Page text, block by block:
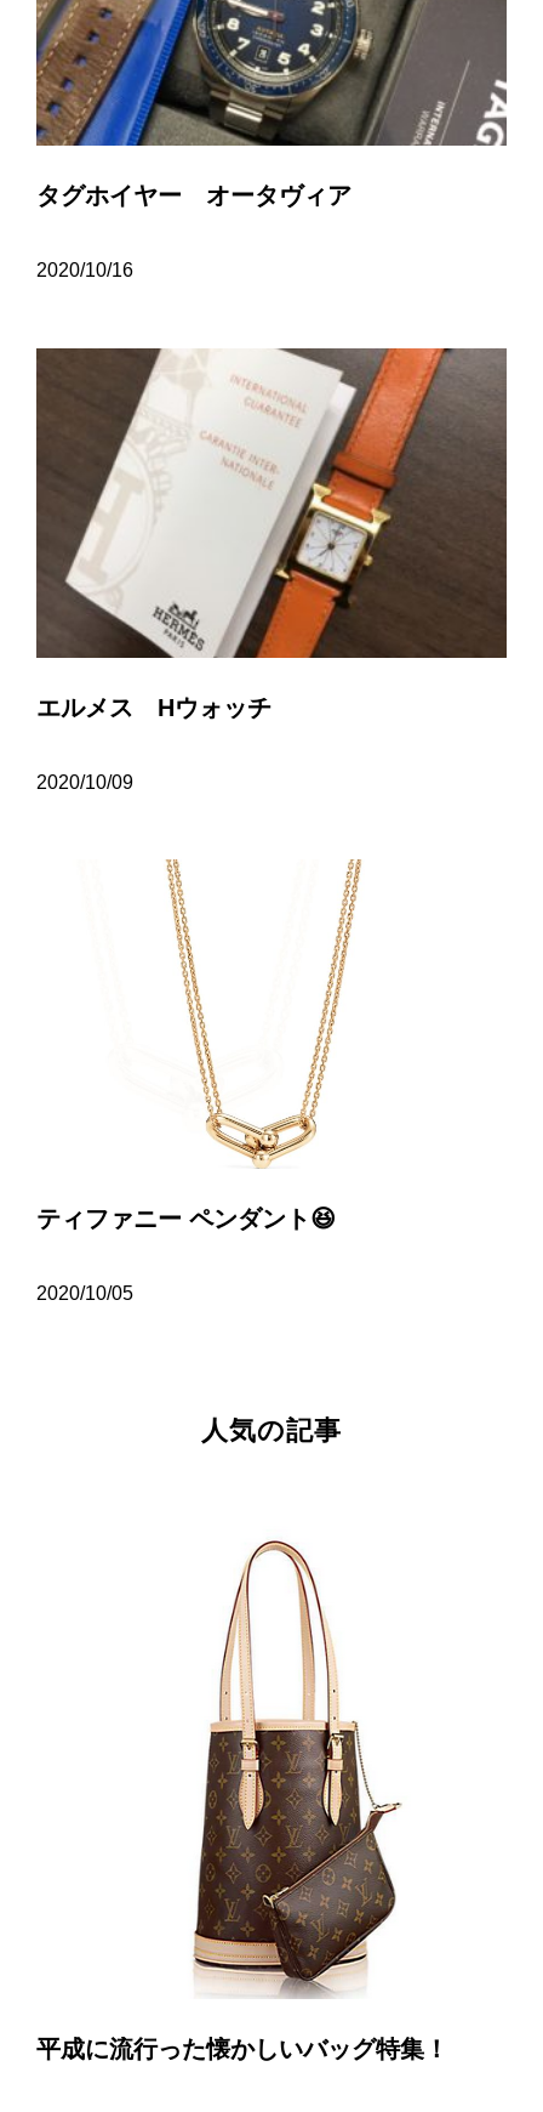
タグホイヤー オータヴィア
2020/10/16
エルメス Hウォッチ
2020/10/09
ティファニー ペンダント😆
2020/10/05
人気の記事
平成に流行った懐かしいバッグ特集！